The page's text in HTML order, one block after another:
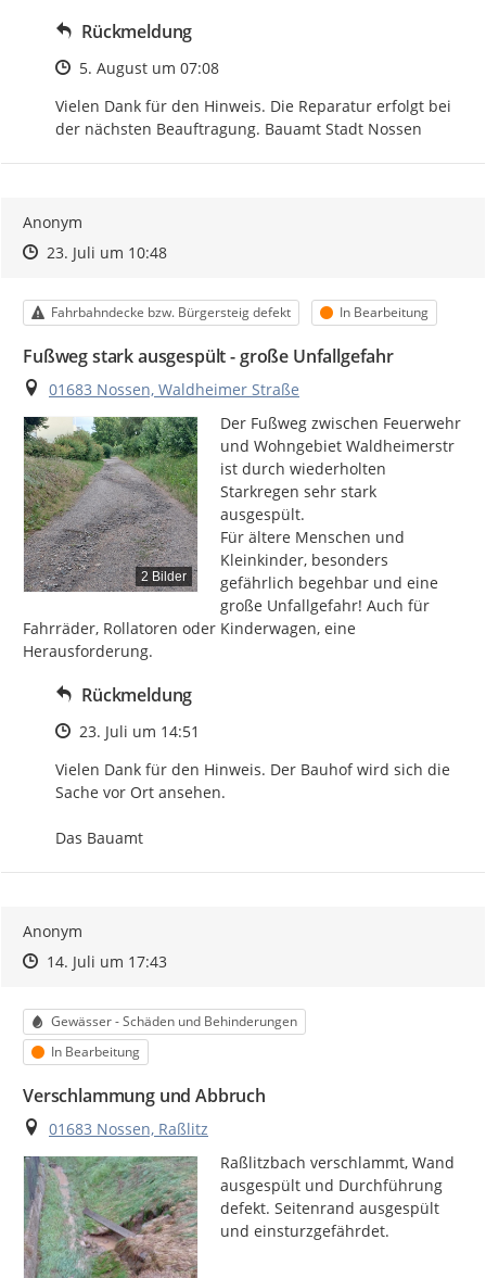
Rückmeldung
Zeitpunkt des Erstellens
5. August um 07:08
Vielen Dank für den Hinweis. Die Reparatur erfolgt bei
der nächsten Beauftragung. Bauamt Stadt Nossen
Anonym
Zeitpunkt des Erstellens
Zeitpunkt des Erstellens
23. Juli um 10:48Zur Äußerung
Kategorie
Fahrbahndecke bzw. Bürgersteig defekt Status
In Bearbeitung
Fußweg stark ausgespült - große Unfallgefahr
Ort
01683 Nossen, Waldheimer Straße
2 Bilder
Der Fußweg zwischen Feuerwehr
und Wohngebiet Waldheimerstr
ist durch wiederholten
Starkregen sehr stark
ausgespült.
Für ältere Menschen und
Kleinkinder, besonders
gefährlich begehbar und eine
große Unfallgefahr! Auch für
Fahrräder, Rollatoren oder Kinderwagen, eine
Herausforderung.
Rückmeldung
Zeitpunkt des Erstellens
23. Juli um 14:51
Vielen Dank für den Hinweis. Der Bauhof wird sich die
Sache vor Ort ansehen.
Das Bauamt
Anonym
Zeitpunkt des Erstellens
Zeitpunkt des Erstellens
14. Juli um 17:43Zur Äußerung
Kategorie
Gewässer - Schäden und Behinderungen
Status
In Bearbeitung
Verschlammung und Abbruch
Ort
01683 Nossen, Raßlitz
Raßlitzbach verschlammt, Wand
ausgespült und Durchführung
defekt. Seitenrand ausgespült
und einsturzgefährdet.